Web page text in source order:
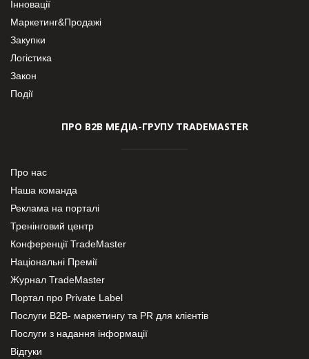
Інновації
Маркетинг&Продажі
Закупки
Логістика
Закон
Події
ПРО В2В МЕДІА-ГРУПУ TRADEMASTER
Про нас
Наша команда
Реклама на порталі
Тренінговий центр
Конференції TradeMaster
Національні Премії
Журнал TradeMaster
Портал про Private Label
Послуги В2В- маркетингу та PR для клієнтів
Послуги з надання інформації
Відгуки